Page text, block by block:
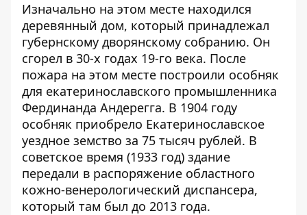
Изначально на этом месте находился
деревянный дом, который принадлежал
губернскому дворянскому собранию. Он
сгорел в 30-х годах 19-го века. После
пожара на этом месте построили особняк
для екатеринославского промышленника
Фердинанда Андерегга. В 1904 году
особняк приобрело Екатеринославское
уездное земство за 75 тысяч рублей. В
советское время (1933 год) здание
передали в распоряжение областного
кожно-венерологический диспансера,
который там был до 2013 года.